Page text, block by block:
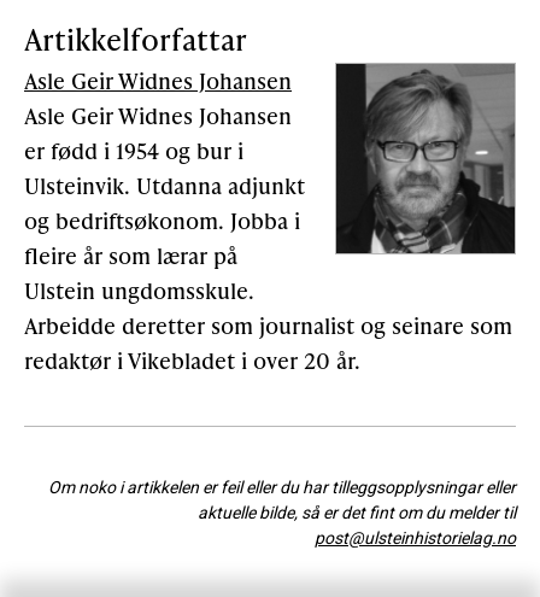
Artikkelforfattar
Asle Geir Widnes Johansen
Asle Geir Widnes Johansen
er fødd i 1954 og bur i
Ulsteinvik. Utdanna adjunkt
og bedriftsøkonom. Jobba i
fleire år som lærar på
Ulstein ungdomsskule.
Arbeidde deretter som journalist og seinare som
redaktør i Vikebladet i over 20 år.
Om noko i artikkelen er feil eller du har tilleggsopplysningar eller
aktuelle bilde, så er det fint om du melder til
post@ulsteinhistorielag.no